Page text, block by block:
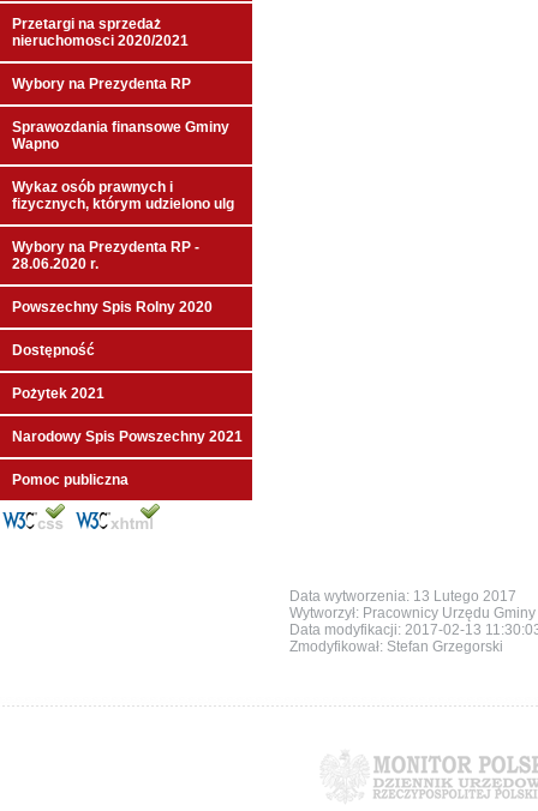
Przetargi na sprzedaż
nieruchomosci 2020/2021
Wybory na Prezydenta RP
Sprawozdania finansowe Gminy
Wapno
Wykaz osób prawnych i
fizycznych, którym udzielono ulg
Wybory na Prezydenta RP -
28.06.2020 r.
Powszechny Spis Rolny 2020
Dostępność
Pożytek 2021
Narodowy Spis Powszechny 2021
Pomoc publiczna
Data wytworzenia: 13 Lutego 2017
Wytworzył: Pracownicy Urzędu
Data modyfikacji: 2017-02-13
Zmodyfikował: Stefan Grzegorski